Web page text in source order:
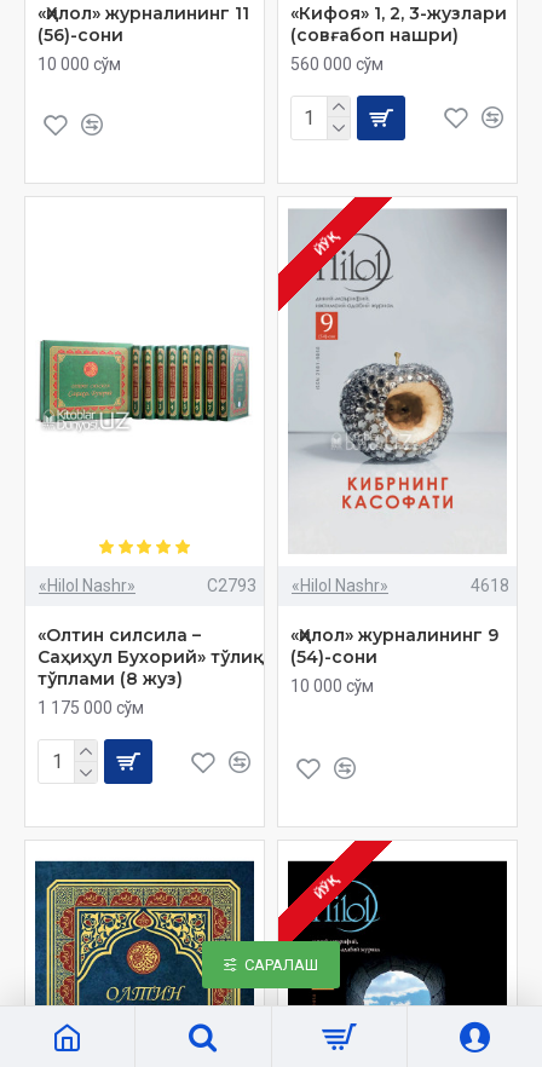
«Ҳилол» журналининг 11
(56)-сони
10 000 сўм
«Кифоя» 1, 2, 3-жузлари
(совғабоп нашри)
560 000 сўм
«Hilol Nashr» C2793
«Олтин силсила –
Саҳиҳул Бухорий» тўлиқ
тўплами (8 жуз)
1 175 000 сўм
ЙЎҚ
«Hilol Nashr» 4618
«Ҳилол» журналининг 9
(54)-сони
10 000 сўм
ЙЎҚ
САРАЛАШ